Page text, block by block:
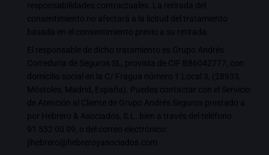
responsabilidades contractuales. La retirada del
consentimiento no afectará a la licitud del tratamiento
basada en el consentimiento previo a su retirada.
El responsable de dicho tratamiento es Grupo Andrés
Correduría de Seguros SL, provista de CIF B86042777, con
domicilio social en la C/ Fragua número 1 Local 3, (28933,
Móstoles, Madrid, España). Puedes contactar con el Servicio
de Atención al Cliente de Grupo Andrés Seguros prestado a
por Hebrero & Asociados, S.L. bien a través del teléfono
91 532 00 09, o del correo electrónico:
jihebrero@hebreroyasociados.com